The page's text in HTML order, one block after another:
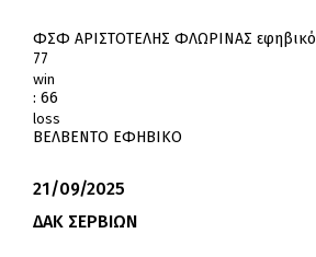
ΦΣΦ ΑΡΙΣΤΟΤΕΛΗΣ ΦΛΩΡΙΝΑΣ εφηβικό
77
win
: 66
loss
ΒΕΛΒΕΝΤΟ ΕΦΗΒΙΚΟ
21/09/2025
ΔΑΚ ΣΕΡΒΙΩΝ